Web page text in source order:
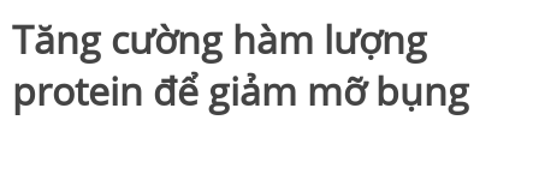
Tăng cường hàm lượng
protein để giảm mỡ bụng